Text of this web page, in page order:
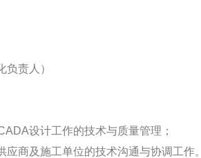
责人）
设计工作的技术与质量管理；
商及施工单位的技术沟通与协调工作。